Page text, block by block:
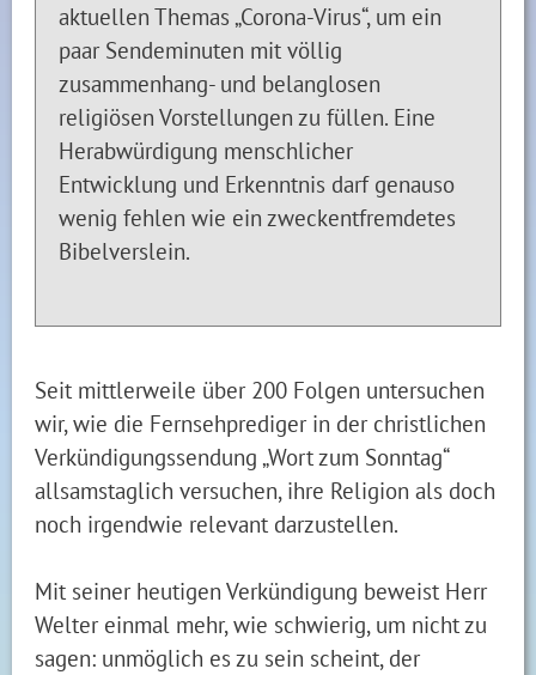
aktuellen Themas „Corona-Virus“, um ein
paar Sendeminuten mit völlig
zusammenhang- und belanglosen
religiösen Vorstellungen zu füllen. Eine
Herabwürdigung menschlicher
Entwicklung und Erkenntnis darf genauso
wenig fehlen wie ein zweckentfremdetes
Bibelverslein.
Seit mittlerweile über 200 Folgen untersuchen
wir, wie die Fernsehprediger in der christlichen
Verkündigungssendung „Wort zum Sonntag“
allsamstaglich versuchen, ihre Religion als doch
noch irgendwie relevant darzustellen.
Mit seiner heutigen Verkündigung beweist Herr
Welter einmal mehr, wie schwierig, um nicht zu
sagen: unmöglich es zu sein scheint, der